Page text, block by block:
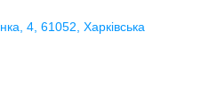
4, 61052, Харківська